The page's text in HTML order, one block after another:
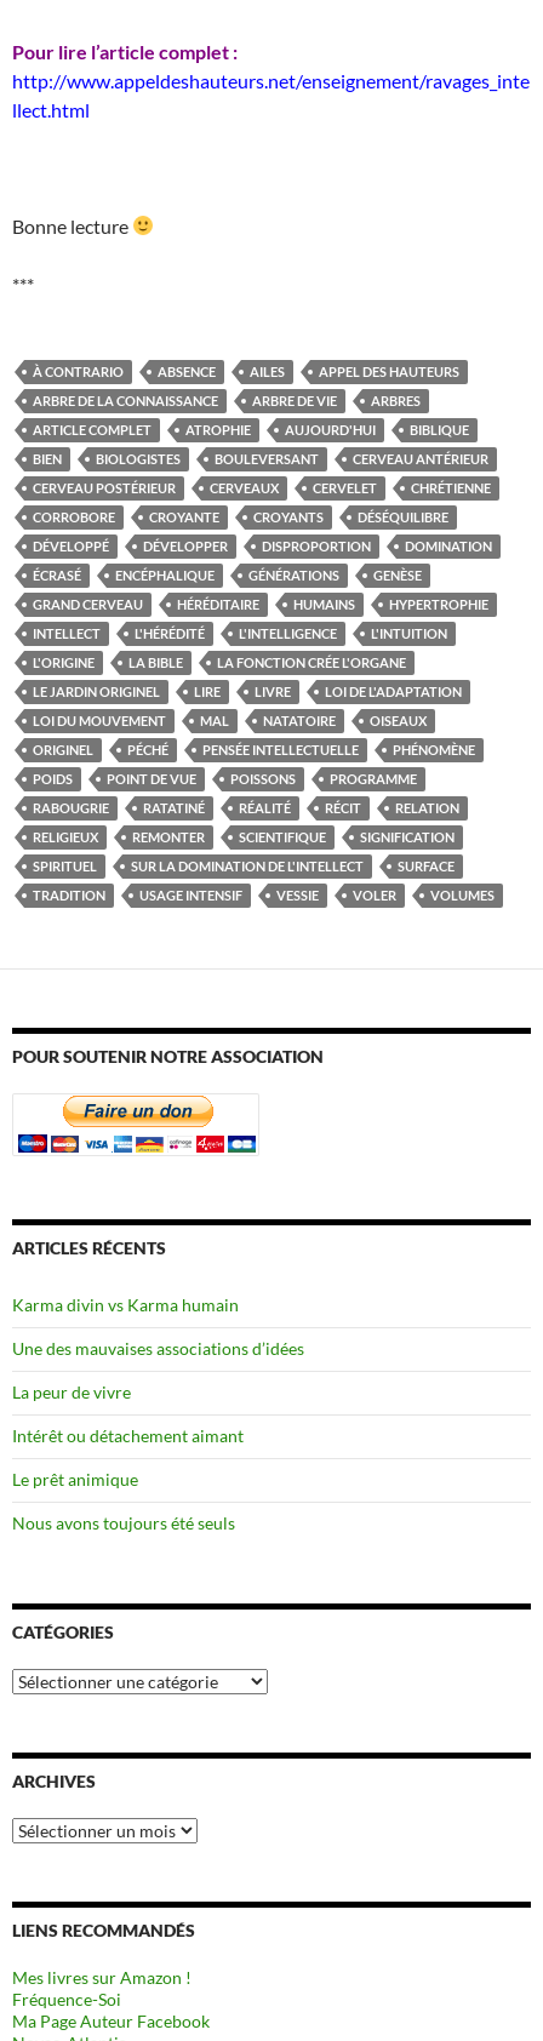
Pour lire l’article complet :
http://www.appeldeshauteurs.net/enseignement/ravages_inte
llect.html
Bonne lecture
***
À CONTRARIO ABSENCE AILES
APPEL DES HAUTEURS
ARBRE DE LA CONNAISSANCE
ARBRE DE VIE
ARBRES
ARTICLE COMPLET
ATROPHIE AUJOURD'HUI
BIBLIQUE
BIEN
BIOLOGISTES BOULEVERSANT
CERVEAU ANTÉRIEUR
CERVEAU POSTÉRIEUR
CERVEAUX CERVELET
CHRÉTIENNE
CORROBORE
CROYANTE CROYANTS
DÉSÉQUILIBRE
DÉVELOPPÉ
DÉVELOPPER DISPROPORTION
DOMINATION
ÉCRASÉ
ENCÉPHALIQUE GÉNÉRATIONS
GENÈSE
GRAND CERVEAU
HÉRÉDITAIRE HUMAINS
HYPERTROPHIE
INTELLECT
L'HÉRÉDITÉ L'INTELLIGENCE
L'INTUITION
L'ORIGINE
LA BIBLE
LA FONCTION CRÉE L'ORGANE
LE JARDIN ORIGINEL
LIRE LIVRE
LOI DE L'ADAPTATION
LOI DU MOUVEMENT
MAL NATATOIRE
OISEAUX
ORIGINEL
PÉCHÉ PENSÉE INTELLECTUELLE
PHÉNOMÈNE
POIDS
POINT DE VUE POISSONS
PROGRAMME
RABOUGRIE
RATATINÉ RÉALITÉ RÉCIT
RELATION
RELIGIEUX
REMONTER SCIENTIFIQUE
SIGNIFICATION
SPIRITUEL
SUR LA DOMINATION DE L'INTELLECT
SURFACE
TRADITION
USAGE INTENSIF VESSIE VOLER VOLUMES
POUR SOUTENIR NOTRE ASSOCIATION
ARTICLES RÉCENTS
Karma divin vs Karma humain
Une des mauvaises associations d’idées
La peur de vivre
Intérêt ou détachement aimant
Le prêt animique
Nous avons toujours été seuls
CATÉGORIES
Catégories
ARCHIVES
Archives
LIENS RECOMMANDÉS
Mes livres sur Amazon !
Fréquence-Soi
Ma Page Auteur Facebook